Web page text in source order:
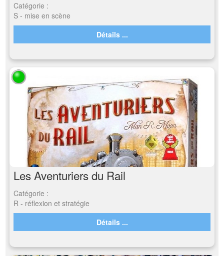
Catégorie :
S - mise en scène
Détails ...
Les Aventuriers du Rail
Catégorie :
R - réflexion et stratégie
Détails ...